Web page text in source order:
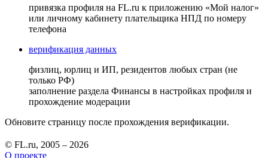
привязка профиля на FL.ru к приложению «Мой налог»
или личному кабинету плательщика НПД по номеру
телефона
верификация данных
физлиц, юрлиц и ИП, резидентов любых стран (не
только РФ)
заполнение раздела Финансы в настройках профиля и
прохождение модерации
Обновите страницу после прохождения верификации.
© FL.ru, 2005 – 2026
О проекте